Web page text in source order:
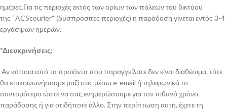
ημέρες.Για τις περιοχές εκτός των ορίων των πόλεων του δικτύου
της “ACScourier“ (δυσπρόσιτες περιοχές) η παράδοση γίνεται εντός 3-4
εργάσιμων ημερών.
*Διευκρινήσεις:
Αν κάποια από τα προϊόντα που παραγγείλατε δεν είναι διαθέσιμα, τότε
θα επικοινωνήσουμε μαζί σας μέσω e-email ή τηλεφωνικά το
συντομότερο ώστε να σας ενημερώσουμε για τον πιθανό χρόνο
παράδοσης ή για οτιδήποτε άλλο. Στην περίπτωση αυτή, έχετε τη